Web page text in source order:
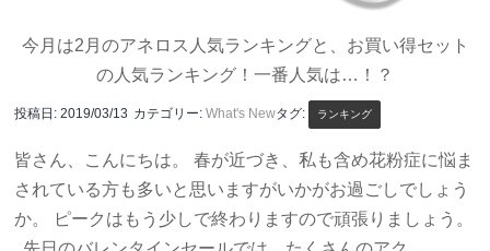
今月は2月のアネロス人気ランキングと、お買い得セット
の人気ランキング！一番人気は…！？
投稿日:2019/03/13 カテゴリー:What's Newタグ: ランキング
皆さん、こんにちは。 春が近づき、私も含め花粉症に悩ま
されている方も多いと思いますがいかがお過ごしでしょう
か。 ピークはもう少しで終わりますので頑張りましょう。